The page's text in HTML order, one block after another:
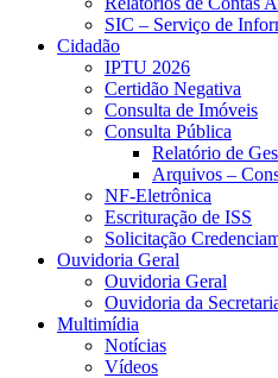
SIC – Serviço de
Cidadão
IPTU 2026
Certidão Negativa
Consulta de Imóveis
Consulta Pública
Relatório de
Arquivos –
NF-Eletrônica
Escrituração de ISS
Solicitação
Ouvidoria Geral
Ouvidoria Geral
Ouvidoria da
Multimídia
Notícias
Vídeos